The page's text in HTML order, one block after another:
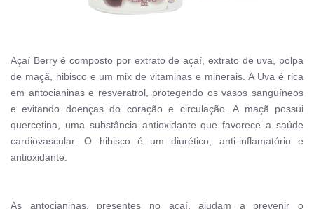
Açaí Berry é composto por extrato de açaí, extrato de uva, polpa
de maçã, hibisco e um mix de vitaminas e minerais.A Uva é rica
em antocianinas e resveratrol, protegendo os vasos sanguíneos
e evitando doenças do coração e circulação. A maçã possui
quercetina, uma substância antioxidante que favorece a saúde
cardiovascular. O hibisco é um diurético, anti-inflamatório e
antioxidante.
As antocianinas, presentes no açaí, ajudam a prevenir o